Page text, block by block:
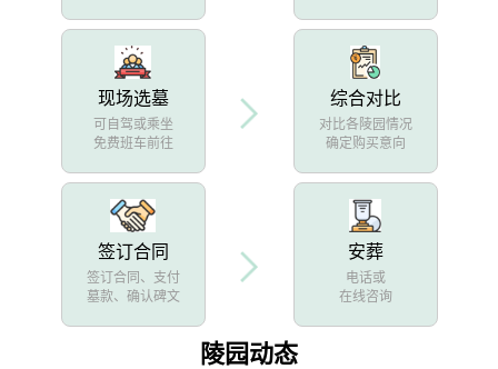
现场选墓
可自驾或乘坐
免费班车前往
综合对比
对比各陵园情况
确定购买意向
签订合同
签订合同、支付
墓款、确认碑文
安葬
电话或
在线咨询
陵园动态